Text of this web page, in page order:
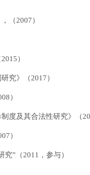
（2007）
）
究》（2017）
）
度及其合法性研究》（
）
”（2011，参与）